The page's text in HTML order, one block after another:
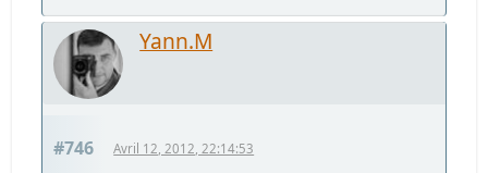
Yann.M
#746 Avril 12, 2012, 22:14:53